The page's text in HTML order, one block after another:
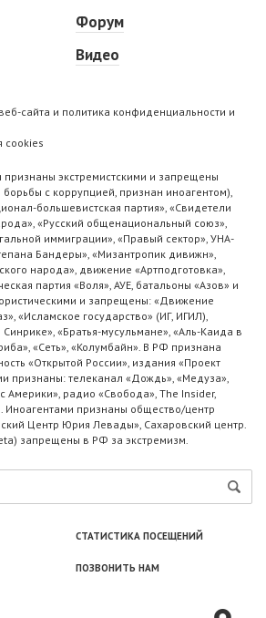
Форум
Видео
сайта и политика конфиденциальности и
cookies
признаны экстремистскими и запрещены
с коррупцией, признан иноагентом),
большевистская партия», «Свидетели
«Русский общенациональный союз»,
иммиграции», «Правый сектор», УНА-
Бандеры», «Мизантропик дивижн»,
народа», движение «Артподготовка»,
партия «Воля», АУЕ, батальоны «Азов» и
и запрещены: «Движение
«Исламское государство» (ИГ, ИГИЛ),
«Братья-мусульмане», «Аль-Каида в
«Сеть», «Колумбайн». В РФ признана
«Открытой России», издания «Проект
признаны: телеканал «Дождь», «Медуза»,
Америки», радио «Свобода», The Insider,
признаны общество/центр
Центр Юрия Левады», Сахаровский центр.
запрещены в РФ за экстремизм.
СТАТИСТИКА ПОСЕЩЕНИЙ
ПОЗВОНИТЬ НАМ